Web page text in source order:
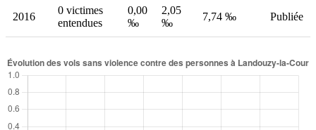
2016
0 victimes
entendues
0,00
‰
2,05
‰
7,74 ‰ Publiée